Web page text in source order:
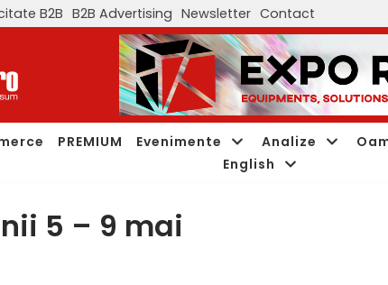
B2B B2B Advertising Newsletter Contact
PREMIUM Evenimente Analize
English
5 – 9 mai